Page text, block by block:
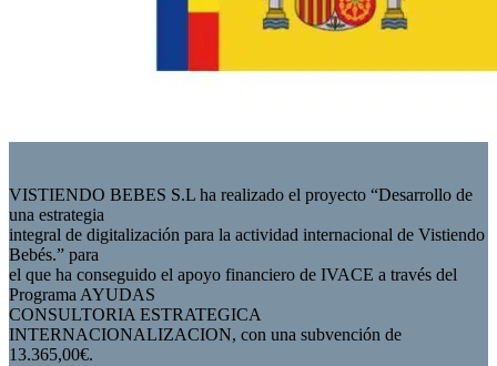
VISTIENDO BEBES S.L ha realizado el proyecto “Desarrollo de
una estrategia
integral de digitalización para la actividad internacional de Vistiendo
Bebés.” para
el que ha conseguido el apoyo financiero de IVACE a través del
Programa AYUDAS
CONSULTORIA ESTRATEGICA
INTERNACIONALIZACION, con una subvención de
13.365,00€.